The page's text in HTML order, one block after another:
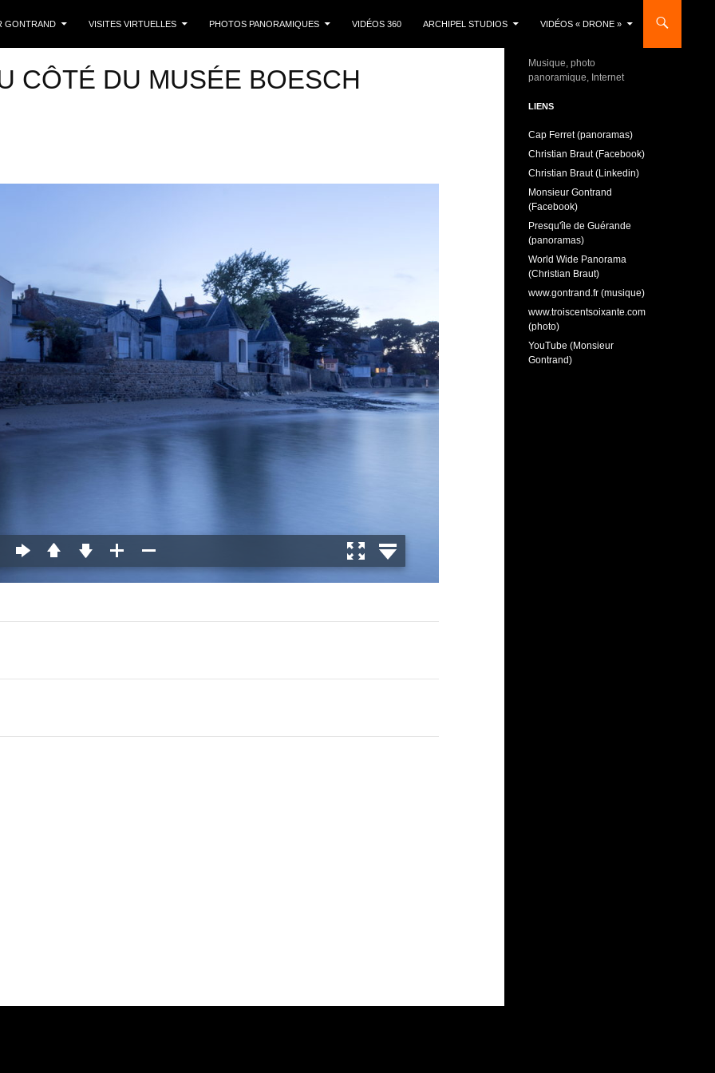
GONTRAND
VISITES VIRTUELLES PHOTOS PANORAMIQUES VIDÉOS 360 ARCHIPEL STUDIOS VIDÉOS « DRONE »
CÔTÉ DU MUSÉE BOESCH
Musique, photo
panoramique, Internet
LIENS
Cap Ferret (panoramas)
Christian Braut (Facebook)
Christian Braut (Linkedin)
Monsieur Gontrand
(Facebook)
Presqu'île de Guérande
(panoramas)
World Wide Panorama
(Christian Braut)
www.gontrand.fr (musique)
www.troiscentsoixante.com
(photo)
YouTube (Monsieur
Gontrand)